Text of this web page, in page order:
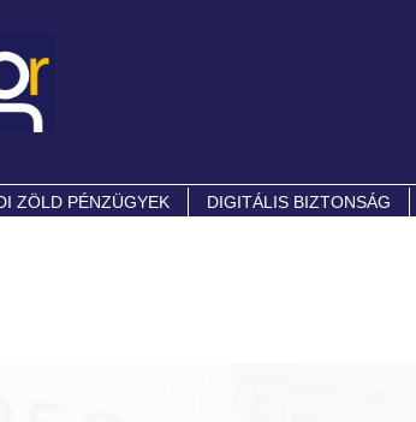
ZÖLD PÉNZÜGYEK DIGITÁLIS BIZTONSÁG